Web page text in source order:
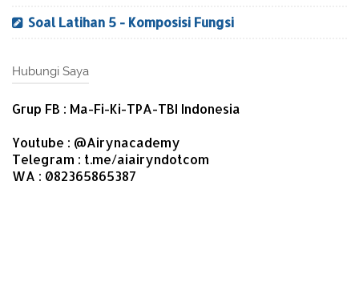
Soal Latihan 5 - Komposisi Fungsi
Hubungi Saya
Grup FB : Ma-Fi-Ki-TPA-TBI Indonesia
Youtube : @Airynacademy
Telegram : t.me/aiairyndotcom
WA : 082365865387